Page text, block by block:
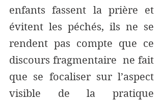
enfants fassent la prière et
évitent les péchés, ils ne se
rendent pas compte que ce
discours fragmentaire  ne fait
que se focaliser sur l’aspect
visible de la pratique